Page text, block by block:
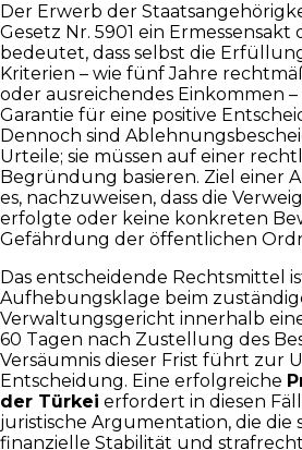
Der Erwerb der
Gesetz Nr. 5901 ein
bedeutet, dass selbst die
Kriterien – wie fünf Jahre
oder ausreichendes Einkommen
Garantie für eine positive
Dennoch sind
Urteile; sie müssen auf einer
Begründung basieren. Ziel einer
es, nachzuweisen, dass die
erfolgte oder keine konkreten
Gefährdung der öffentlichen
Das entscheidende Rechtsmittel
Aufhebungsklage beim
Verwaltungsgericht innerhalb
60 Tagen nach Zustellung des
Versäumnis dieser Frist führt zur
Entscheidung. Eine erfolgreiche
der Türkei erfordert in diesen
juristische Argumentation, die die
finanzielle Stabilität und